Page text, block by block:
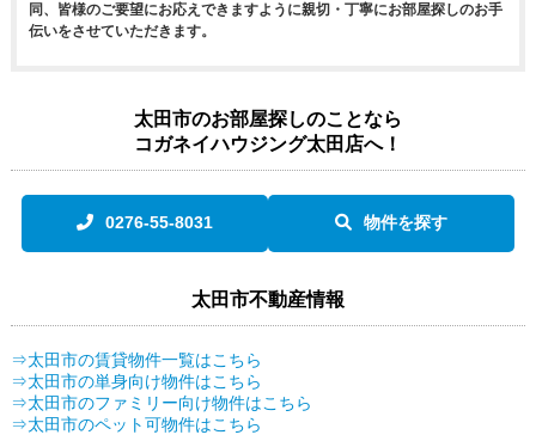
同、皆様のご要望にお応えできますように親切・丁寧にお部屋探しのお手
伝いをさせていただきます。
太田市のお部屋探しのことなら
コガネイハウジング太田店へ！
0276-55-8031 物件を探す
太田市不動産情報
⇒太田市の賃貸物件一覧はこちら
⇒太田市の単身向け物件はこちら
⇒太田市のファミリー向け物件はこちら
⇒太田市のペット可物件はこちら